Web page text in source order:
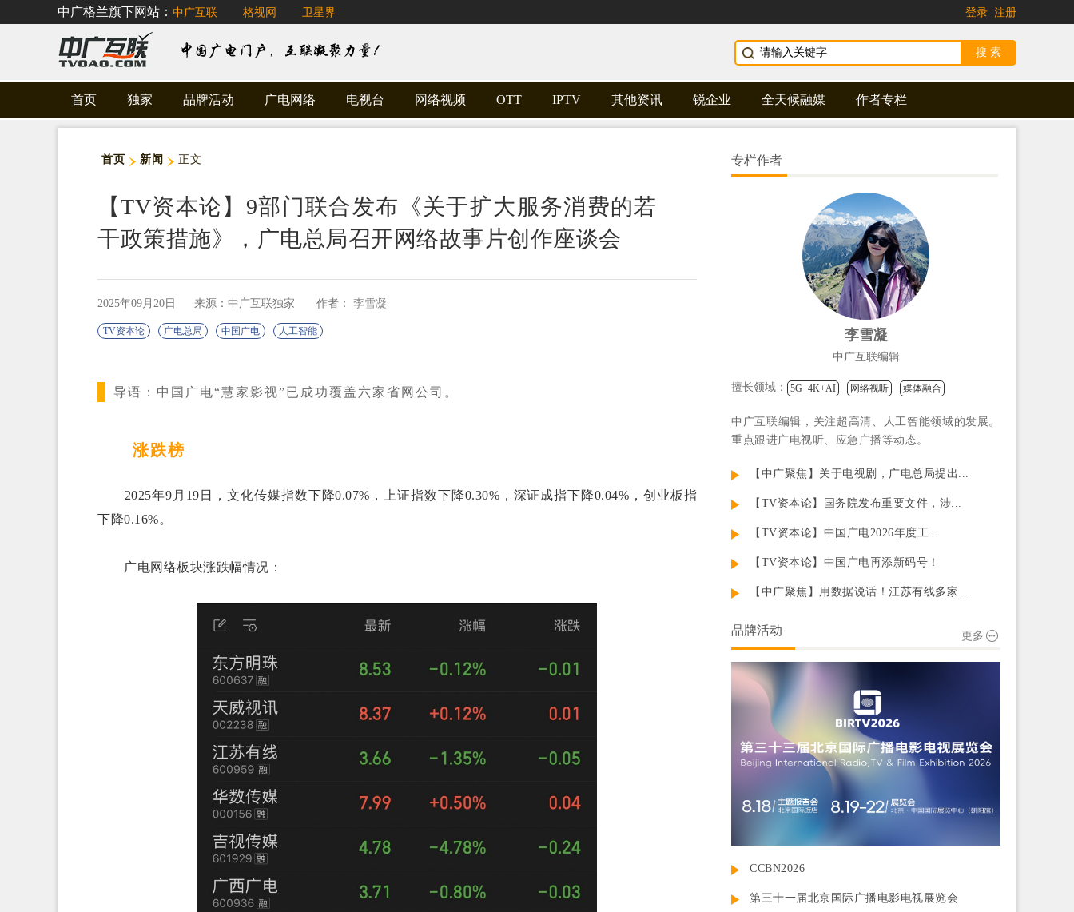
中广格兰旗下网站： 中广互联 格视网 卫星界 登录 注册
首页 独家 品牌活动 广电网络 电视台 网络视频 OTT IPTV 其他资讯 锐企业 全天候融媒 作者专栏
首页 新闻 正文
【TV资本论】9部门联合发布《关于扩大服务消费的若
干政策措施》，广电总局召开网络故事片创作座谈会
2025年09月20日 来源：中广互联独家 作者： 李雪凝
TV资本论 广电总局 中国广电 人工智能
导语： 中国广电“慧家影视”已成功覆盖六家省网公司。
涨跌榜
2025年9月19日，文化传媒指数下降0.07%，上证指数下降0.30%，深证成指下降0.04%，创业板指
下降0.16%。
广电网络板块涨跌幅情况：
专栏作者
李雪凝
中广互联编辑
擅长领域： 5G+4K+AI 网络视听 媒体融合
中广互联编辑，关注超高清、人工智能领域的发展。
重点跟进广电视听、应急广播等动态。
【中广聚焦】关于电视剧，广电总局提出...
【TV资本论】国务院发布重要文件，涉...
【TV资本论】中国广电2026年度工...
【TV资本论】中国广电再添新码号！
【中广聚焦】用数据说话！江苏有线多家...
品牌活动 更多
CCBN2026
第三十一届北京国际广播电影电视展览会